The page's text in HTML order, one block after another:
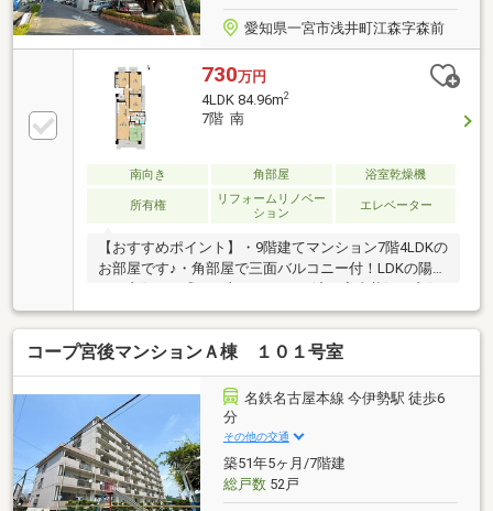
愛知県一宮市浅井町江森字森前
730万円
4LDK 84.96m2
7階 南
南向き 角部屋 浴室乾燥機
所有権
リフォームリノベー
ション
エレベーター
【おすすめポイント】・9階建てマンション7階4LDKの
お部屋です♪・角部屋で三面バルコニー付！LDKの陽当
たり良好です◎・一部リフォーム済！室内状況も良好
です◎・各居室ゆとりある間取りで、収納も充実して
おります。・周辺には、コンビニやドラッグストアな
ど暮らしに役立つ施設がございます！【リノベーショ
ンで理想の暮らしをしませんか？】弊社では、ご要望
に合わせた各種リノベーションのご相談も承ってお
り、ショールームを併設した商談スペースでお話がで
きます！ご内覧予約承っております！
コープ宮後マンションＡ棟 １０１号室
名鉄名古屋本線 今伊勢駅 徒歩6
分
その他の交通
築51年5ヶ月/7階建
総戸数52戸